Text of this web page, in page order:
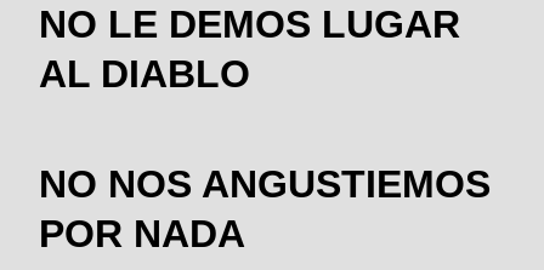
NO LE DEMOS LUGAR
AL DIABLO
NO NOS ANGUSTIEMOS
POR NADA